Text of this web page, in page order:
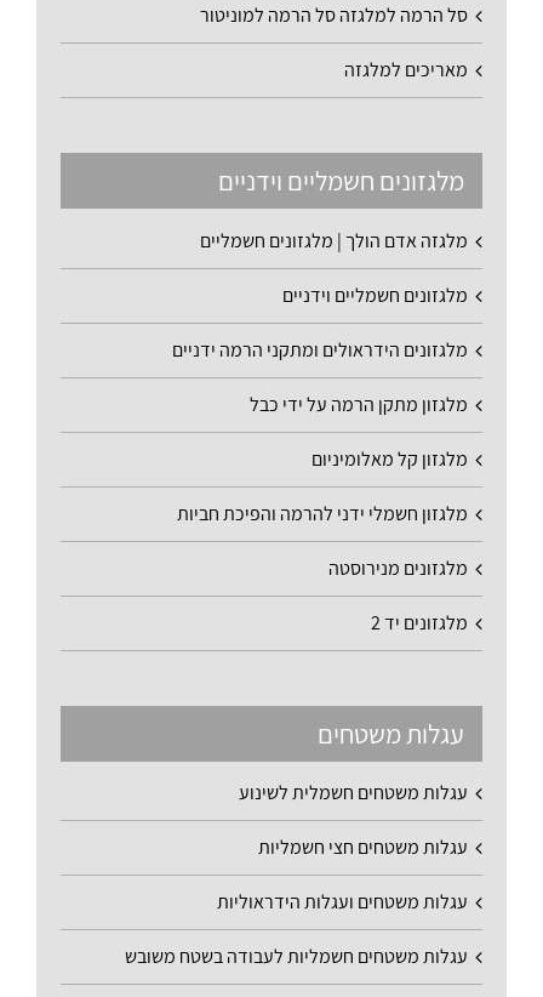
סל הרמה למלגזה סל הרמה למוניטור
מאריכים למלגזה
מלגזונים חשמליים וידניים
מלגזה אדם הולך | מלגזונים חשמליים
מלגזונים חשמליים וידניים
מלגזונים הידראולים ומתקני הרמה ידניים
מלגזון מתקן הרמה על ידי כבל
מלגזון קל מאלומיניום
מלגזון חשמלי ידני להרמה והפיכת חביות
מלגזונים מנירוסטה
מלגזונים יד 2
עגלות משטחים
עגלות משטחים חשמלית לשינוע
עגלות משטחים חצי חשמליות
עגלות משטחים ועגלות הידראוליות
עגלות משטחים חשמליות לעבודה בשטח משובש